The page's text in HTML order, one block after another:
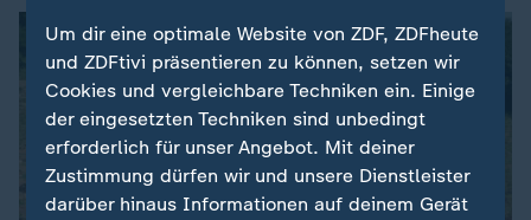
Um dir eine optimale Website von ZDF, ZDFheute
und ZDFtivi präsentieren zu können, setzen wir
Cookies und vergleichbare Techniken ein. Einige
der eingesetzten Techniken sind unbedingt
erforderlich für unser Angebot. Mit deiner
Zustimmung dürfen wir und unsere Dienstleister
darüber hinaus Informationen auf deinem Gerät